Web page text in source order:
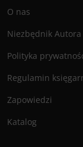
O nas
Niezbędnik Autora
Polityka
Regulamin
Zapowiedzi
Katalog